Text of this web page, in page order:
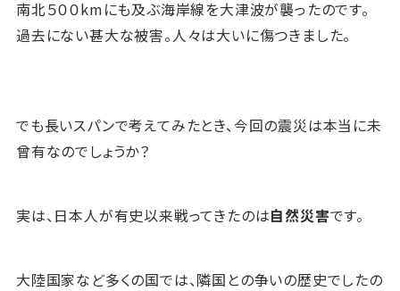
南北５００kmにも及ぶ海岸線を大津波が襲ったのです。
過去にない甚大な被害。人々は大いに傷つきました。
でも長いスパンで考えてみたとき、今回の震災は本当に未
曾有なのでしょうか？
実は、日本人が有史以来戦ってきたのは自然災害です。
大陸国家など多くの国では、隣国との争いの歴史でしたの